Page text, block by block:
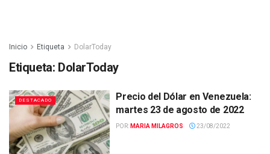
Inicio Etiqueta DolarToday
Etiqueta: DolarToday
DESTACADO
Precio del Dólar en Venezuela:
martes 23 de agosto de 2022
POR: MARIA MILAGROS 23/08/2022